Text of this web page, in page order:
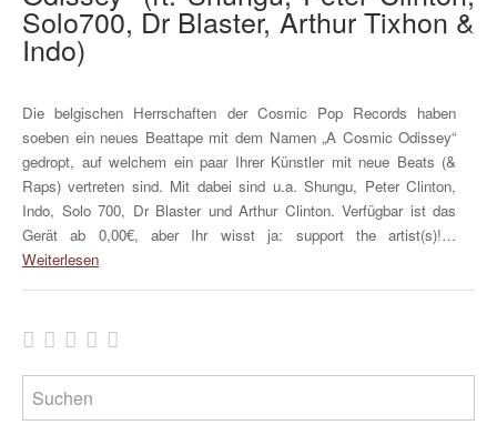
Solo700, Dr Blaster, Arthur Tixhon &
Indo)
Die belgischen Herrschaften der Cosmic Pop Records haben
soeben ein neues Beattape mit dem Namen „A Cosmic Odissey“
gedropt, auf welchem ein paar Ihrer Künstler mit neue Beats (&
Raps) vertreten sind. Mit dabei sind u.a. Shungu, Peter Clinton,
Indo, Solo 700, Dr Blaster und Arthur Clinton. Verfügbar ist das
Gerät ab 0,00€, aber Ihr wisst ja: support the artist(s)!…
Weiterlesen